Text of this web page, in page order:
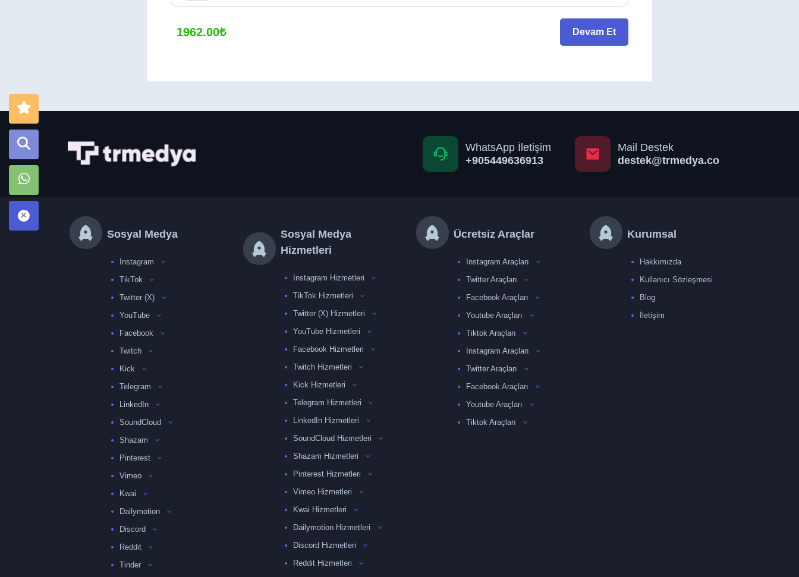
1962.00₺ Devam Et
WhatsApp İletişim
+905449636913
Mail Destek
destek@trmedya.co
Sosyal Medya
Instagram
TikTok
Twitter (X)
YouTube
Facebook
Twitch
Kick
Telegram
LinkedIn
SoundCloud
Shazam
Pinterest
Vimeo
Kwai
Dailymotion
Discord
Reddit
Tinder
Sosyal Medya
Hizmetleri
Instagram Hizmetleri
TikTok Hizmetleri
Twitter (X) Hizmetleri
YouTube Hizmetleri
Facebook Hizmetleri
Twitch Hizmetleri
Kick Hizmetleri
Telegram Hizmetleri
LinkedIn Hizmetleri
SoundCloud Hizmetleri
Shazam Hizmetleri
Pinterest Hizmetleri
Vimeo Hizmetleri
Kwai Hizmetleri
Dailymotion Hizmetleri
Discord Hizmetleri
Reddit Hizmetleri
Ücretsiz Araçlar
Instagram Araçları
Twitter Araçları
Facebook Araçları
Youtube Araçları
Tiktok Araçları
Instagram Araçları
Twitter Araçları
Facebook Araçları
Youtube Araçları
Tiktok Araçları
Kurumsal
Hakkımızda
Kullanıcı Sözleşmesi
Blog
İletişim